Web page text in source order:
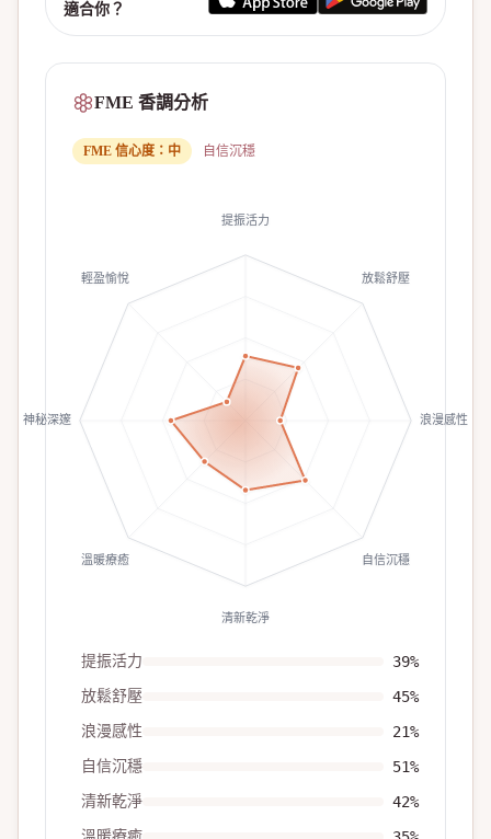
適合你？
FME 香調分析
FME 信心度： 中 自信沉穩
提振活力
放鬆舒壓
浪漫感性
自信沉穩
清新乾淨
溫暖療癒
神秘深邃
輕盈愉悅
提振活力 39%
放鬆舒壓 45%
浪漫感性 21%
自信沉穩 51%
清新乾淨 42%